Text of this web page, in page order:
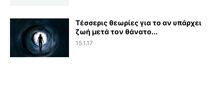
Τέσσερις θεωρίες για το αν υπάρχει
ζωή μετά τον θάνατο...
15.1.17